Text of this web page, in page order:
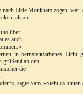
nach Little Monkham zogen, war,
als an
über
es auch
in bernsteinfarbenes
grüßend an den
die
sagte Sam. »Steht da hinten